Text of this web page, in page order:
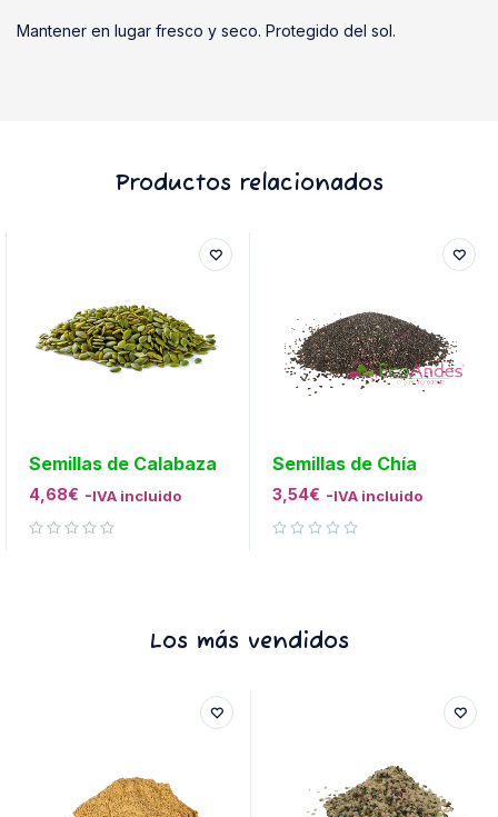
Mantener en lugar fresco y seco. Protegido del sol.
Productos relacionados
Semillas de Calabaza
4,68€ -IVA incluido
Semillas de Chía
3,54€ -IVA incluido
Los más vendidos